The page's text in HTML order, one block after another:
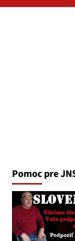
Pomoc pre